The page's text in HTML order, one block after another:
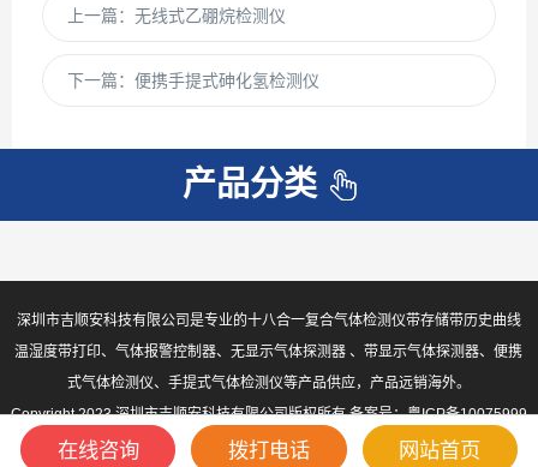
上一篇： 无线式乙硼烷检测仪
下一篇： 便携手提式砷化氢检测仪
产品分类
深圳市吉顺安科技有限公司是专业的十八合一复合气体检测仪带存储带历史曲线
温湿度带打印、气体报警控制器、无显示气体探测器 、带显示气体探测器、便携
式气体检测仪、手提式气体检测仪等产品供应，产品远销海外。
Copyright 2023 深圳市吉顺安科技有限公司版权所有 备案号：粤ICP备10075999
号-2 sitemap.xml
在线咨询 拨打电话 网站首页